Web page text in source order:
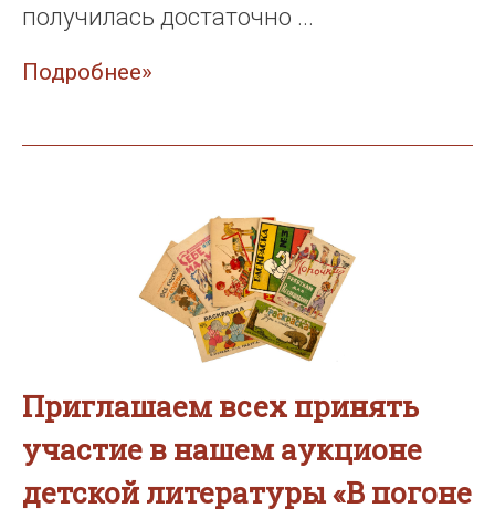
получилась достаточно ...
Подробнее»
Приглашаем всех принять
участие в нашем аукционе
детской литературы «В погоне